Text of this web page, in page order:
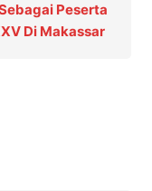
Peserta
Di Makassar